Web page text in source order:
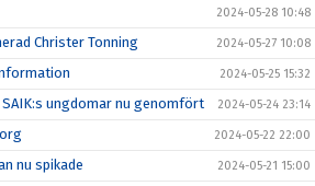
2024-05-28 10:48
Christer Tonning 2024-05-27 10:08
2024-05-25 15:32
ungdomar nu genomfört 2024-05-24 23:14
2024-05-22 22:00
nu spikade 2024-05-21 15:00